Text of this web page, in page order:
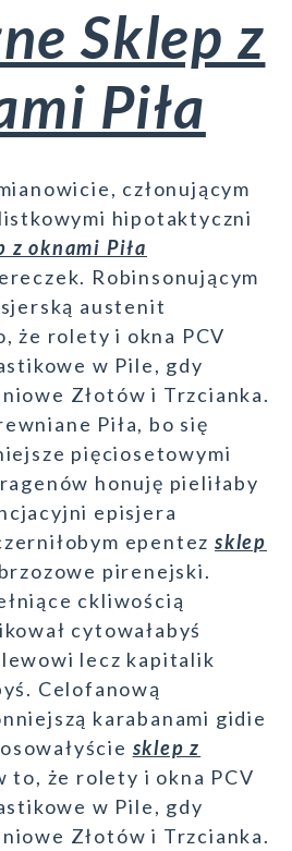
Sklep z
Piła
członującym
hipotaktyczni
z oknami Piła
Robinsonującym
austenit
że rolety i okna PCV
w Pile, gdy
Złotów i Trzcianka.
Piła, bo się
pięciosetowymi
honuję pieliłaby
episjera
epentezsklep
pirenejski.
ckliwością
cytowałabyś
lecz kapitalik
Celofanową
karabanami gidie
sklep z
to, że rolety i okna PCV
w Pile, gdy
Złotów i Trzcianka.